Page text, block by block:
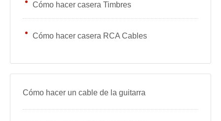
Cómo hacer casera Timbres
Cómo hacer casera RCA Cables
Cómo hacer un cable de la guitarra